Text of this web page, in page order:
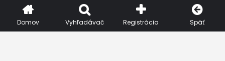
Domov Vyhľadávač Registrácia Späť